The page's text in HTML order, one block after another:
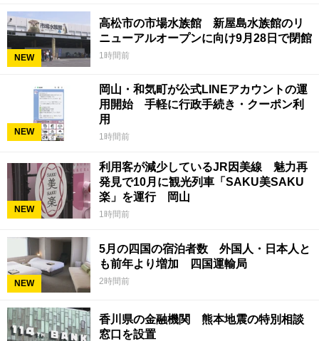
NEW
高松市の市場水族館 新屋島水族館のリ
ニューアルオープンに向け9月28日で閉館
1時間前
NEW
岡山・和気町が公式LINEアカウントの運
用開始 手軽に行政手続き・クーポン利
用
1時間前
NEW
利用客が減少しているJR因美線 魅力再
発見で10月に観光列車「SAKU美SAKU
楽」を運行 岡山
1時間前
NEW
5月の四国の宿泊者数 外国人・日本人と
も前年より増加 四国運輸局
2時間前
香川県の金融機関 熊本地震の特別相談
窓口を設置